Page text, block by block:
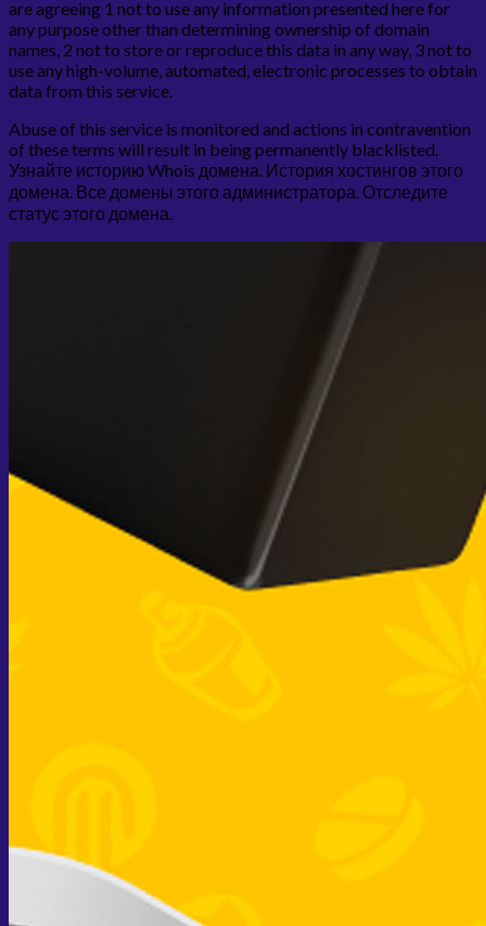
are agreeing 1 not to use any information presented here for
any purpose other than determining ownership of domain
names, 2 not to store or reproduce this data in any way, 3 not to
use any high-volume, automated, electronic processes to obtain
data from this service.
Abuse of this service is monitored and actions in contravention
of these terms will result in being permanently blacklisted.
Узнайте историю Whois домена. История хостингов этого
домена. Все домены этого администратора. Отследите
статус этого домена.